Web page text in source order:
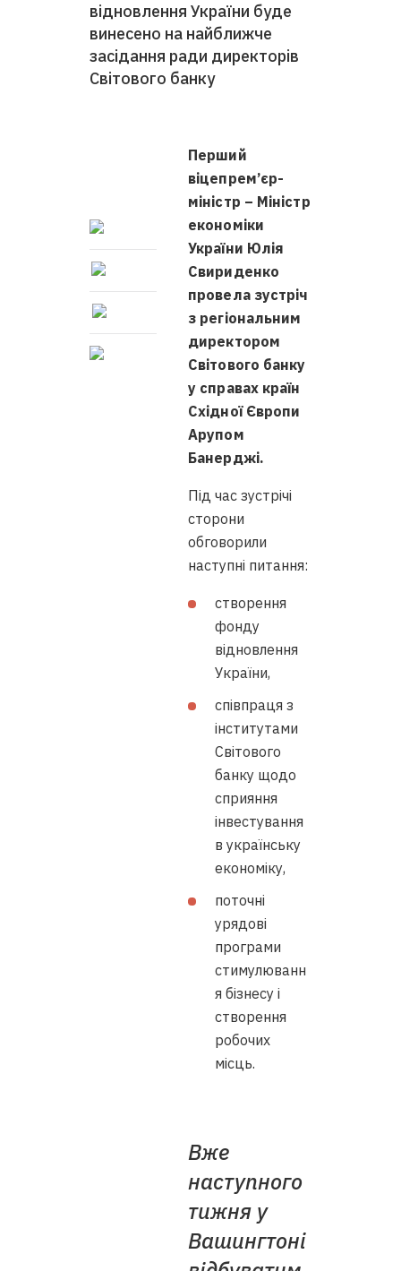
відновлення України буде
винесено на найближче
засідання ради директорів
Світового банку
Перший
віцепрем’єр-
міністр – Міністр
економіки
України Юлія
Свириденко
провела зустріч
з регіональним
директором
Світового банку
у справах країн
Східної Європи
Арупом
Банерджі.
Під час зустрічі
сторони
обговорили
наступні питання:
створення
фонду
відновлення
України,
співпраця з
інститутами
Світового
банку щодо
сприяння
інвестування
в українську
економіку,
поточні
урядові
програми
стимулюванн
я бізнесу і
створення
робочих
місць.
Вже
наступного
тижня у
Вашингтоні